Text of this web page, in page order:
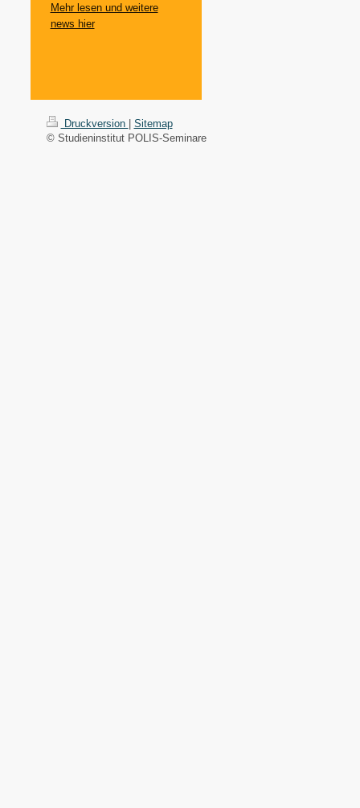
Mehr lesen und weitere
news hier
Druckversion
Sitemap
© Studieninstitut POLIS-Seminare